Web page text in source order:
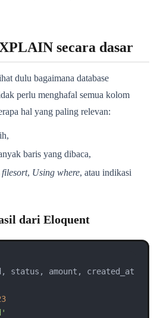
secara dasar
dulu bagaimana database
perlu menghafal semua kolom
hal yang paling relevan:
baris yang dibaca,
, Using where, atau indikasi
dari Eloquent